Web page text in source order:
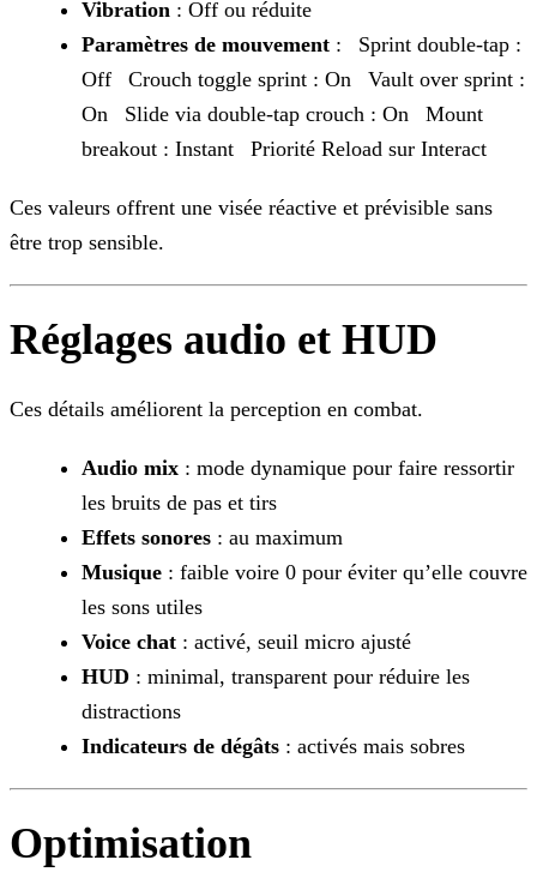
Vibration : Off ou réduite
Paramètres de mouvement : Sprint double-tap :
Off Crouch toggle sprint : On Vault over sprint :
On Slide via double-tap crouch : On Mount
breakout : Instant Priorité Reload sur Interact
Ces valeurs offrent une visée réactive et prévisible sans
être trop sensible.
Réglages audio et HUD
Ces détails améliorent la perception en combat.
Audio mix : mode dynamique pour faire ressortir
les bruits de pas et tirs
Effets sonores : au maximum
Musique : faible voire 0 pour éviter qu’elle couvre
les sons utiles
Voice chat : activé, seuil micro ajusté
HUD : minimal, transparent pour réduire les
distractions
Indicateurs de dégâts : activés mais sobres
Optimisation